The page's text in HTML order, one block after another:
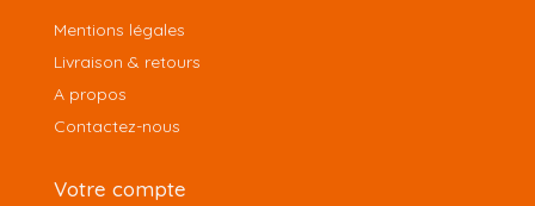
Mentions légales
Livraison & retours
A propos
Contactez-nous
Votre compte